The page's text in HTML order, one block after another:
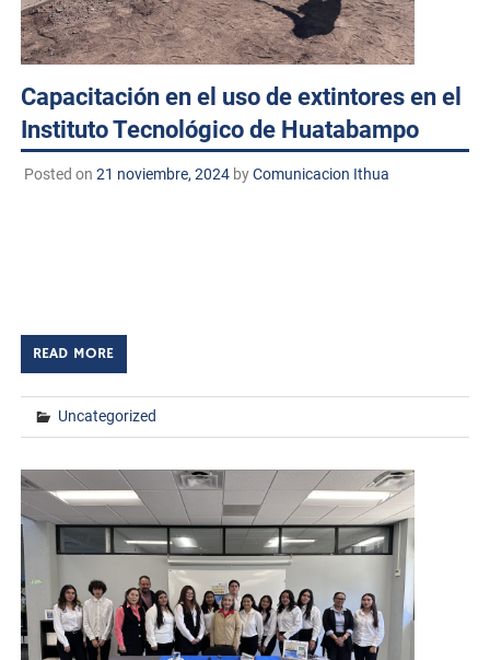
Capacitación en el uso de extintores en el
Instituto Tecnológico de Huatabampo
Posted on 21 noviembre, 2024byComunicacion Ithua
READ MORE
Uncategorized